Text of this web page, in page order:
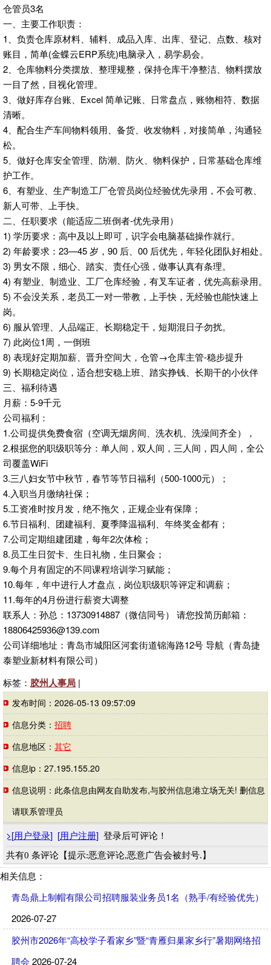
仓管员3名
一、主要工作职责：
1、负责仓库原材料、辅料、成品入库、出库、登记、点数、核对
账目，简单(金蝶云ERP系统)电脑录入，易学易会。
2、仓库物料分类摆放、整理规整，保持仓库干净整洁、物料摆放
一目了然，目视化管理。
3、做好库存台账、Excel 简单记账、日常盘点，账物相符、数据
清晰。
4、配合生产车间物料领用、备货、收发物料，对接简单，沟通轻
松。
5、做好仓库安全管理、防潮、防火、物料保护，日常基础仓库维
护工作。
6、有塑业、生产制造工厂仓管员岗位经验优先录用，不会可教、
新人可带、上手快。
二、任职要求（能适应二班倒者-优先录用）
1) 学历要求：高中及以上即可，识字会电脑基础操作就行。
2) 年龄要求：23—45 岁，90 后、00 后优先，年轻化团队好相处。
3) 男女不限，细心、踏实、责任心强，做事认真有条理。
4) 有塑业、制造业、工厂仓库经验，有叉车证者，优先高薪录用。
5) 不会没关系，老员工一对一带教，上手快，无经验也能快速上
岗。
6) 服从管理、人品端正、长期稳定干，短期混日子勿扰。
7) 此岗位1周，一倒班
8) 表现好定期加薪、晋升空间大，仓管→仓库主管-稳步提升
9) 长期稳定岗位，适合想安稳上班、踏实挣钱、长期干的小伙伴
三、福利待遇
月薪：5-9千元
公司福利：
1.公司提供免费食宿（空调无烟房间、洗衣机、洗澡间齐全），
2.根据您的职级职等分：单人间，双人间，三人间，四人间，全公
司覆盖WiFi
3.三八妇女节中秋节，春节等节日福利（500-1000元）；
4.入职当月缴纳社保；
5.工资准时按月发，绝不拖欠，正规企业有保障；
6.节日福利、团建福利、夏季降温福利、年终奖金都有；
7.公司定期组建团建，每年2次体检；
8.员工生日贺卡、生日礼物，生日聚会；
9.每个月有固定的不同课程培训学习赋能；
10.每年，年中进行人才盘点，岗位职级职等评定和调薪；
11.每年的4月份进行薪资大调整
联系人：孙总：13730914887（微信同号） 请您投简历邮箱：
18806425936@139.com
公司详细地址：青岛市城阳区河套街道锦海路12号 导航（青岛捷
泰塑业新材料有限公司）
标签： 胶州人事局 |
发布时间：2026-05-13 09:57:09
信息分类： 招聘
信息地区： 其它
信息ip：27.195.155.20
信息说明：此条信息由网友自助发布,与胶州信息港立场无关! 删信息
请联系管理员
>[用户登录] [用户注册] 登录后可评论！
共有0 条评论【提示:恶意评论,恶意广告会被封号.】
相关信息：
青岛鼎上制帽有限公司招聘服装业务员1名（熟手/有经验优先）
2026-07-27
胶州市2026年“高校学子看家乡”暨“青雁归巢家乡行”暑期网络招
聘会 2026-07-24